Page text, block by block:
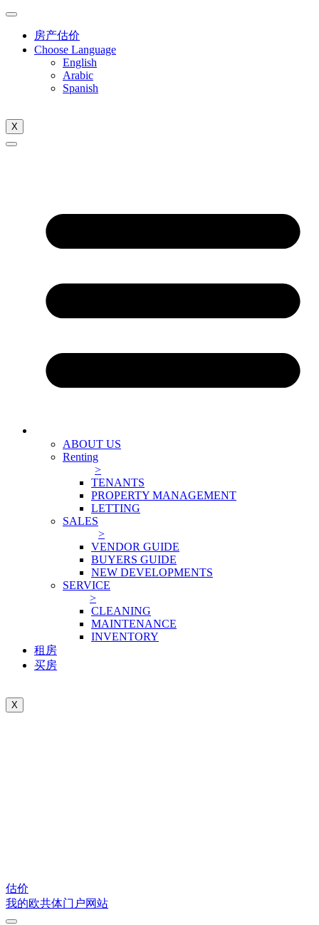
房产估价
Choose Language
English
Arabic
Spanish
X
ABOUT US
Renting
>
TENANTS
PROPERTY MANAGEMENT
LETTING
SALES
>
VENDOR GUIDE
BUYERS GUIDE
NEW DEVELOPMENTS
SERVICE
>
CLEANING
MAINTENANCE
INVENTORY
租房
买房
X
估价
我的欧共体门户网站